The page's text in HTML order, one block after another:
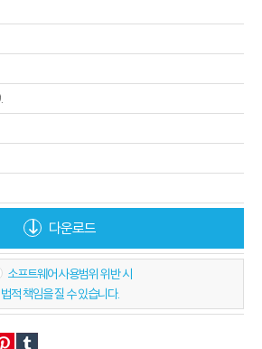
다운로드
소프트웨어 사용범위 위반 시
법적 책임을 질 수 있습니다.